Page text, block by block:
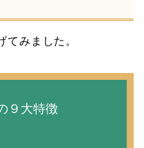
てみました。
９大特徴